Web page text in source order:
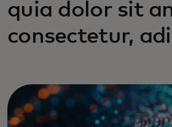
quia dolor sit
consectetur,